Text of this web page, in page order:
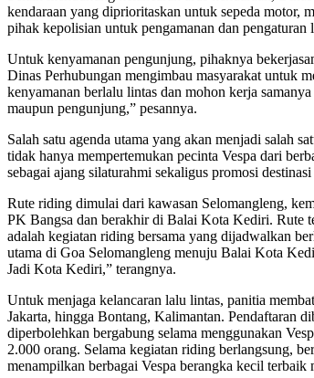
kendaraan yang diprioritaskan untuk sepeda motor,
pihak kepolisian untuk pengamanan dan pengaturan
Untuk kenyamanan pengunjung, pihaknya
Dinas Perhubungan mengimbau masyarakat untuk
kenyamanan berlalu lintas dan mohon kerja
maupun pengunjung,” pesannya.
Salah satu agenda utama yang akan menjadi salah
tidak hanya mempertemukan pecinta Vespa dari
sebagai ajang silaturahmi sekaligus promosi
Rute riding dimulai dari kawasan Selomangleng,
PK Bangsa dan berakhir di Balai Kota Kediri. Rute
adalah kegiatan riding bersama yang dijadwalkan
utama di Goa Selomangleng menuju Balai Kota
Jadi Kota Kediri,” terangnya.
Untuk menjaga kelancaran lalu lintas, panitia
Jakarta, hingga Bontang, Kalimantan. Pendaftaran
diperbolehkan bergabung selama menggunakan
2.000 orang. Selama kegiatan riding berlangsung,
menampilkan berbagai Vespa berangka kecil terbaik